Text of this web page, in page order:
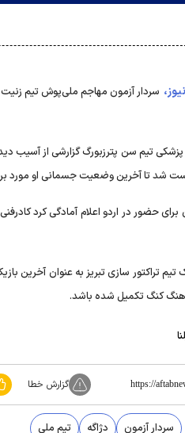
سردار آزمون مهاجم ملی‌پوش تیم
پزشکی تیم سن پترزبورگ گزارشی از آسیب
شد تا آخرین وضعیت جسمانی او مورد
برای حضور در اردو اعلام آمادگی کرد
تیم تراکتور سازی تبریز به عنوان
هنگ کنگ تکمیل شده باشد.
https:// گزارش خطا
سردار آزمون دژاگه تیم ملی